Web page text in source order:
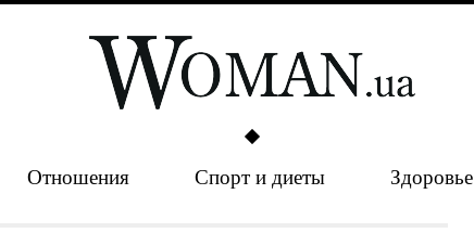
Отношения Спорт и диеты Здоровье